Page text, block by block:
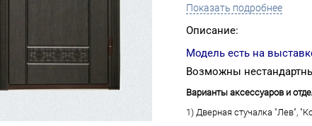
Показать подробнее
Описание:
Модель есть на
Возможны
Варианты аксессуаров и
1) Дверная стучалка "Лев",